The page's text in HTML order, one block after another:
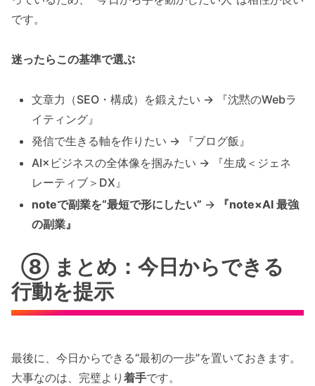
です。
迷ったらこの基準で選ぶ
文章力（SEO・構成）を鍛えたい → 『沈黙のWebラ
イティング』
発信で生きる軸を作りたい → 『ブログ飯』
AI×ビジネスの全体像を掴みたい → 『生成＜ジェネ
レーティブ＞DX』
noteで副業を“最短で形にしたい” →
『note×AI 最強
の副業』
⑧ まとめ：今日からできる
行動を提示
最後に、今日からできる“最初の一歩”を置いておきます。
大事なのは、完璧より 着手です。